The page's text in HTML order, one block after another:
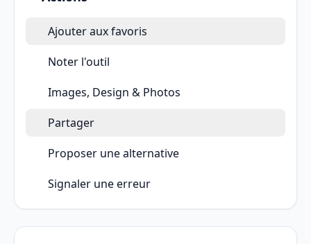
Ajouter aux favoris
Noter l'outil
Images, Design & Photos
Partager
Proposer une alternative
Signaler une erreur